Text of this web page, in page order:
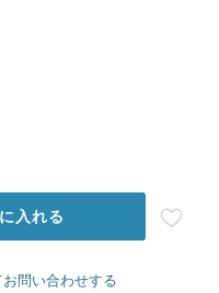
入れる
問い合わせする